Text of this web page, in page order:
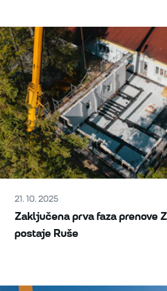
21. 10. 2025
Zaključena prva faza prenove
postaje Ruše